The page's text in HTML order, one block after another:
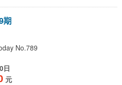
期
No.789
日
元